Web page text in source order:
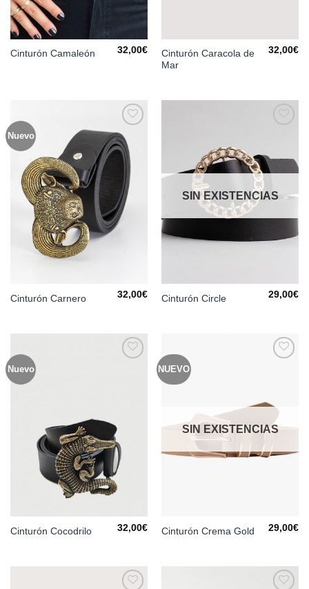
Cinturón Camaleón 32,00€
Cinturón Caracola de
Mar
32,00€
Nuevo
Añadir
a la
lista de
deseos
Cinturón Carnero 32,00€
lista de
deseos
SIN EXISTENCIAS
Cinturón Circle 29,00€
Nuevo
Cinturón Cocodrilo 32,00€
NUEVO
SIN EXISTENCIAS
Cinturón Crema Gold 29,00€